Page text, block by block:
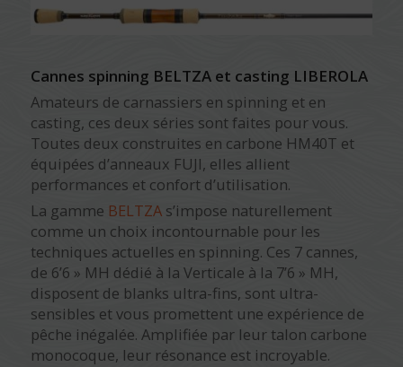
Cannes spinning BELTZA et casting LIBEROLA
Amateurs de carnassiers en spinning et en
casting, ces deux séries sont faites pour vous.
Toutes deux construites en carbone HM40T et
équipées d’anneaux FUJI, elles allient
performances et confort d’utilisation.
La gamme BELTZAs’impose naturellement
comme un choix incontournable pour les
techniques actuelles en spinning. Ces 7 cannes,
de 6’6 » MH dédié à la Verticale à la 7’6 » MH,
disposent de blanks ultra-fins, sont ultra-
sensibles et vous promettent une expérience de
pêche inégalée. Amplifiée par leur talon carbone
monocoque, leur résonance est incroyable.